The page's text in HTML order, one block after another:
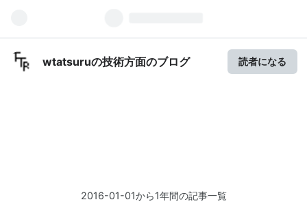
wtatsuruの技術方面のブログ 読者になる
2016-01-01から1年間の記事一覧